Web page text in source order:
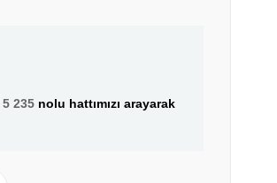
235nolu hattımızı arayarak